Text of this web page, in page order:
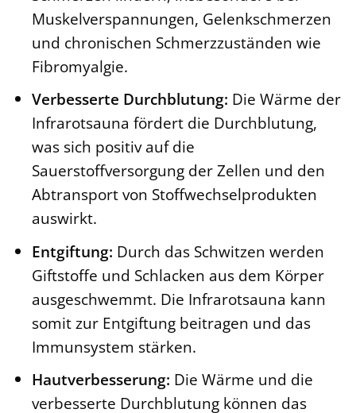
Muskelverspannungen, Gelenkschmerzen
und chronischen Schmerzzuständen wie
Fibromyalgie.
Verbesserte Durchblutung: Die Wärme der
Infrarotsauna fördert die Durchblutung,
was sich positiv auf die
Sauerstoffversorgung der Zellen und den
Abtransport von Stoffwechselprodukten
auswirkt.
Entgiftung: Durch das Schwitzen werden
Giftstoffe und Schlacken aus dem Körper
ausgeschwemmt. Die Infrarotsauna kann
somit zur Entgiftung beitragen und das
Immunsystem stärken.
Hautverbesserung: Die Wärme und die
verbesserte Durchblutung können das